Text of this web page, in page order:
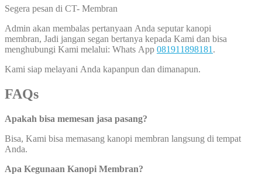
Segera pesan di CT- Membran
Admin akan membalas pertanyaan Anda seputar kanopi
membran, Jadi jangan segan bertanya kepada Kami dan bisa
menghubungi Kami melalui: Whats App 081911898181 .
Kami siap melayani Anda kapanpun dan dimanapun.
FAQs
Apakah bisa memesan jasa pasang?
Bisa, Kami bisa memasang kanopi membran langsung di tempat
Anda.
Apa Kegunaan Kanopi Membran?